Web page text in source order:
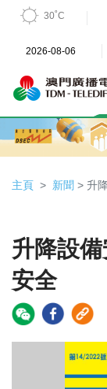
30˚C
2026-08-06
主頁 新聞 > 升
升降設
安全